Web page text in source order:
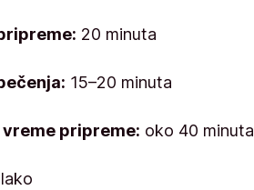
20 minuta
15–20 minuta
vreme pripreme: oko 40 minuta
lako